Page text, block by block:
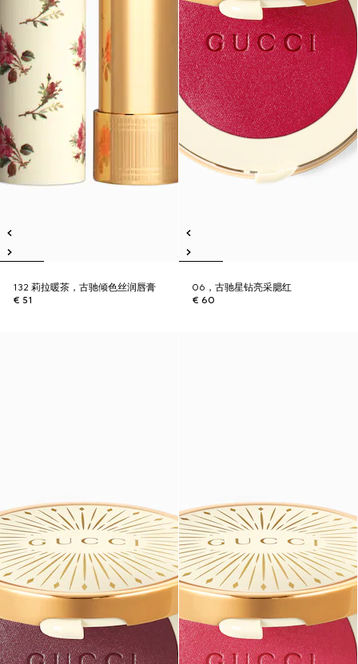
132 莉拉暖茶，古驰倾色丝润唇膏
€ 51
06，古驰星钻亮采腮红
€ 60